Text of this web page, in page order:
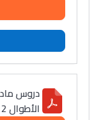
دروس
الأطوال 2 من إعداد رشيد العوفير